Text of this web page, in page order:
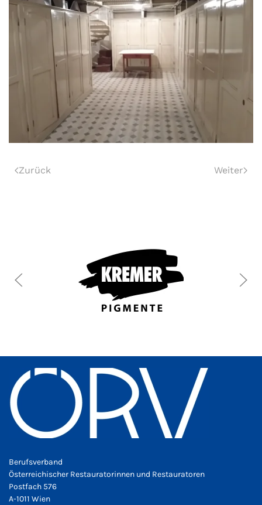
Zurück Weiter
Berufsverband
Österreichischer Restauratorinnen und Restauratoren
Postfach 576
A-1011 Wien